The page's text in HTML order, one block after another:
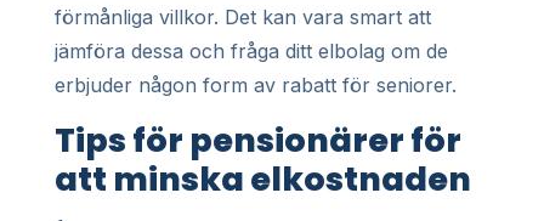
förmånliga villkor. Det kan vara smart att
jämföra dessa och fråga ditt elbolag om de
erbjuder någon form av rabatt för seniorer.
Tips för pensionärer för
att minska elkostnaden